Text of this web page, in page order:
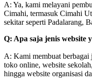
A: Ya, kami melayani
Cimahi, termasuk Cimahi
sekitar seperti Padalarang,
Q: Apa saja jenis website
A: Kami membuat berbagai
toko online, website
hingga website organisasi